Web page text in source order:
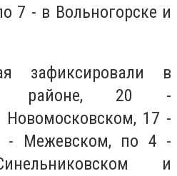
7 - в Вольногорске и
зафиксировали в
районе, 20 -
17 -
- Межевском, по 4 -
и